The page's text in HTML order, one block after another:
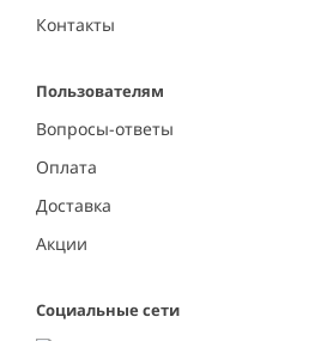
Контакты
Пользователям
Вопросы-ответы
Оплата
Доставка
Акции
Социальные сети